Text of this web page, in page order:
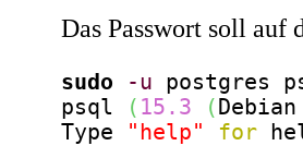
Das Passwort soll auf
sudo -u postgres
psql
( 15.3 (Debian
Type
"help" for